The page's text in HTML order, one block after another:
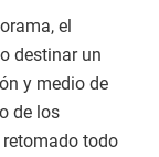
el
destinar un
y medio de
de los
todo